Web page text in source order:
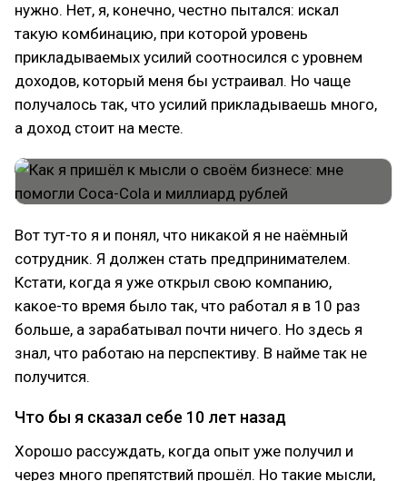
нужно. Нет, я, конечно, честно пытался: искал
такую комбинацию, при которой уровень
прикладываемых усилий соотносился с уровнем
доходов, который меня бы устраивал. Но чаще
получалось так, что усилий прикладываешь много,
а доход стоит на месте.
Вот тут-то я и понял, что никакой я не наёмный
сотрудник. Я должен стать предпринимателем.
Кстати, когда я уже открыл свою компанию,
какое-то время было так, что работал я в 10 раз
больше, а зарабатывал почти ничего. Но здесь я
знал, что работаю на перспективу. В найме так не
получится.
Что бы я сказал себе 10 лет назад
Хорошо рассуждать, когда опыт уже получил и
через много препятствий прошёл. Но такие мысли,